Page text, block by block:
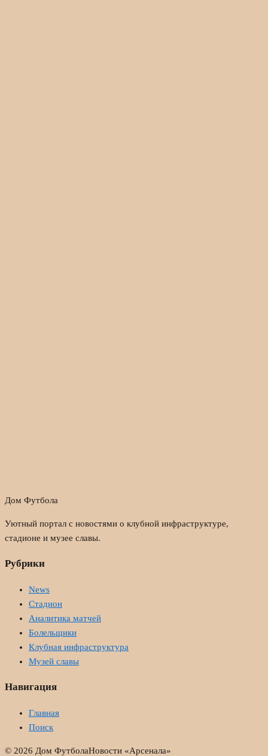
Дом Футбола
Уютный портал с новостями о клубной инфраструктуре,
стадионе и музее славы.
Рубрики
News
Стадион
Аналитика матчей
Болельщики
Клубная инфраструктура
Музей славы
Навигация
Главная
Поиск
© 2026 Дом ФутболаНовости «Арсенала»